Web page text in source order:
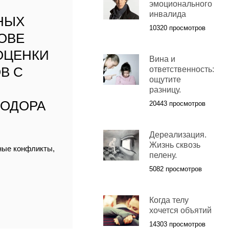
С
конфликты,
эмоционального
инвалида
10320 просмотров
Вина и
ответственность:
ощутите
разницу.
20443 просмотров
Дереализация.
Жизнь сквозь
пелену.
5082 просмотров
Когда телу
хочется объятий
14303 просмотров